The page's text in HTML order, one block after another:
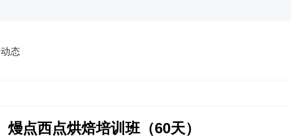
动态
熳点西点烘焙培训班（60天）